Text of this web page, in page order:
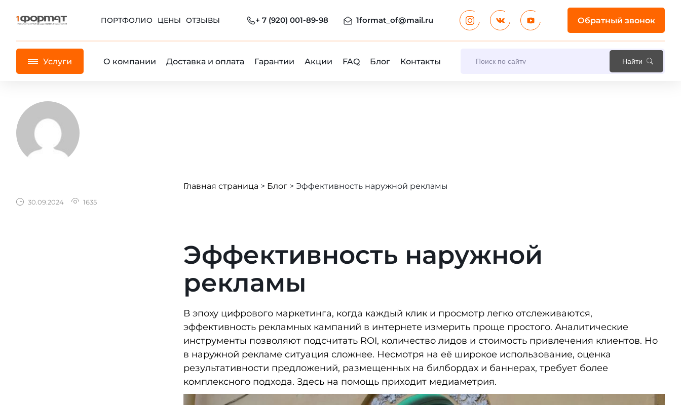
ПОРТФОЛИО ЦЕНЫ ОТЗЫВЫ + 7 (920) 001-89-98 1format_of@mail.ru Обратный звонок
Услуги О компании Доставка и оплата Гарантии Акции FAQ Блог Контакты
30.09.2024 1635
Главная страница > Блог > Эффективность наружной рекламы
Эффективность наружной
рекламы
В эпоху цифрового маркетинга, когда каждый клик и просмотр легко отслеживаются,
эффективность рекламных кампаний в интернете измерить проще простого. Аналитические
инструменты позволяют подсчитать ROI, количество лидов и стоимость привлечения клиентов. Но
в наружной рекламе ситуация сложнее. Несмотря на её широкое использование, оценка
результативности предложений, размещенных на билбордах и баннерах, требует более
комплексного подхода. Здесь на помощь приходит медиаметрия.